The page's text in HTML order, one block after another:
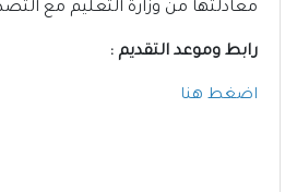
معادلتها من وزارة التعليم مع
رابط وموعد التقديم :
اضغط هنا